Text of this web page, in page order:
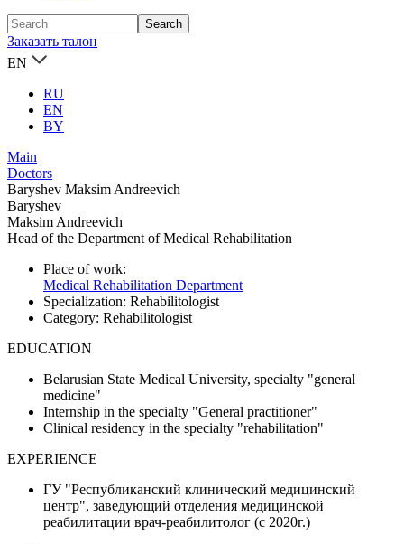
Заказать талон
EN
RU
EN
BY
Main
Doctors
Baryshev Maksim Andreevich
Baryshev
Maksim Andreevich
Head of the Department of Medical Rehabilitation
Place of work:
Medical Rehabilitation Department
Specialization: Rehabilitologist
Category: Rehabilitologist
EDUCATION
Belarusian State Medical University, specialty "general
medicine"
Internship in the specialty "General practitioner"
Clinical residency in the specialty "rehabilitation"
EXPERIENCE
ГУ "Республиканский клинический медицинский
центр", заведующий отделения медицинской
реабилитации врач-реабилитолог (с 2020г.)